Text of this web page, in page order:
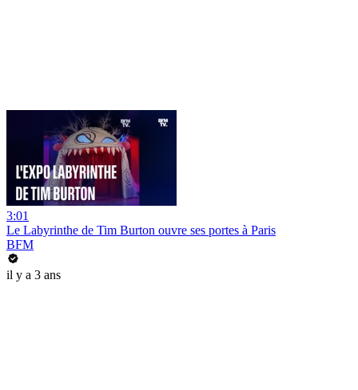
3:01
Le Labyrinthe de Tim Burton ouvre ses portes à Paris
BFM
il y a 3 ans